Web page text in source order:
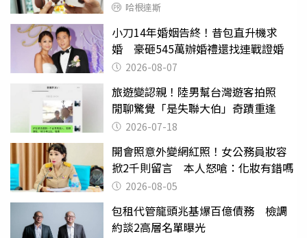
哈根達斯
小刀14年婚姻告終！昔包直升機求
婚 豪砸545萬辦婚禮還找連戰證婚
2026-08-07
旅遊變認親！陸男幫台灣遊客拍照
閒聊驚覺「是失聯大伯」奇蹟重逢
2026-07-18
開會照意外變網紅照！女公務員妝容
掀2千則留言 本人怒嗆：化妝有錯嗎
2026-08-05
包租代管龍頭兆基爆百億債務 檢調
約談2高層名單曝光